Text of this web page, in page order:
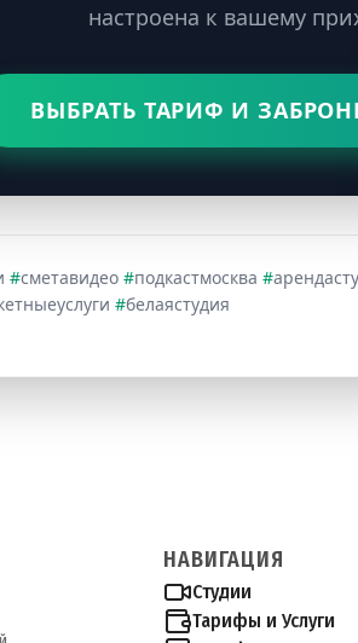
настроена к вашему
ВЫБРАТЬ ТАРИФ И
#сметавидео #подкастмосква #
#белаястудия
НАВИГАЦИЯ
Студии
Тарифы и Услуги